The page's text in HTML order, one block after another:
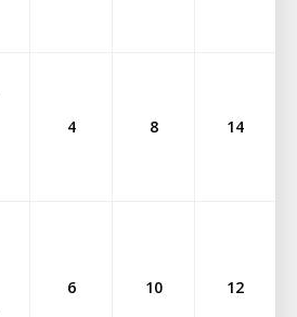
4 8 14
6 10 12